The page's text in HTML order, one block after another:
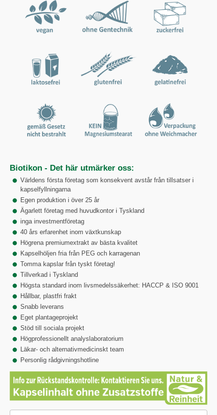
Biotikon - Det här utmärker oss:
Världens första företag som konsekvent avstår från tillsatser i
kapselfyllningarna
Egen produktion i över 25 år
Ägarlett företag med huvudkontor i Tyskland
inga investmentföretag
40 års erfarenhet inom växtkunskap
Högrena premiumextrakt av bästa kvalitet
Kapselhöljen fria från PEG och karragenan
Tomma kapslar från tyskt företag!
Tillverkad i Tyskland
Högsta standard inom livsmedelssäkerhet: HACCP & ISO 9001
Hållbar, plastfri frakt
Snabb leverans
Eget plantageprojekt
Stöd till sociala projekt
Högprofessionellt analyslaboratorium
Läkar- och alternativmedicinskt team
Personlig rådgivningshotline